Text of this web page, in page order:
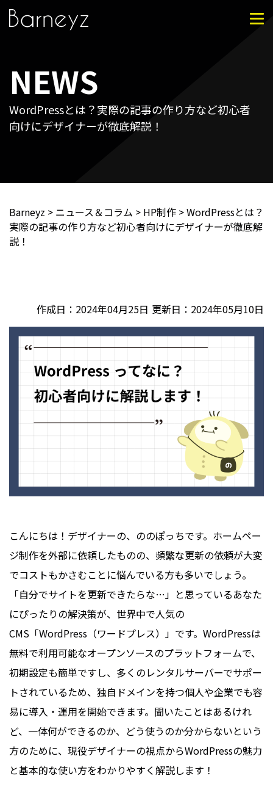
SERVICES
NEWS
NEWS
WordPressとは？実際の記事の作り方など初心者
向けにデザイナーが徹底解説！
Barneyz > ニュース＆コラム > HP制作 >WordPressとは？
実際の記事の作り方など初心者向けにデザイナーが徹底解
説！
作成日： 2024年04月25日 更新日： 2024年05月10日
こんにちは！デザイナーの、ののぽっちです。ホームペー
ジ制作を外部に依頼したものの、頻繁な更新の依頼が大変
でコストもかさむことに悩んでいる方も多いでしょう。
「自分でサイトを更新できたらな…」と思っているあなた
にぴったりの解決策が、世界中で人気の
CMS「WordPress（ワードプレス）」です。WordPressは
無料で利用可能なオープンソースのプラットフォームで、
初期設定も簡単ですし、多くのレンタルサーバーでサポー
トされているため、独自ドメインを持つ個人や企業でも容
易に導入・運用を開始できます。聞いたことはあるけれ
ど、一体何ができるのか、どう使うのか分からないという
方のために、現役デザイナーの視点からWordPressの魅力
と基本的な使い方をわかりやすく解説します！